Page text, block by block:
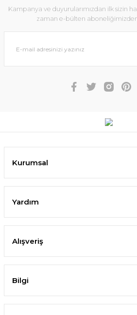
Kampanya ve duyurularımızdan ilk sizin
zaman e-bülten aboneliğimizden
Kurumsal
Yardım
Alışveriş
Bilgi